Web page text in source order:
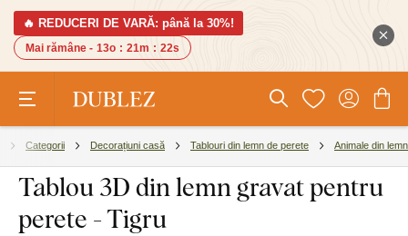
🔥 REDUCERI DE VARĂ: până la 30%!
Mai rămâne - 13o : 21m : 21s
Categorii Decorațiuni casă Tablouri din lemn de perete Animale din lemn
Tablou 3D din lemn gravat pentru
perete - Tigru